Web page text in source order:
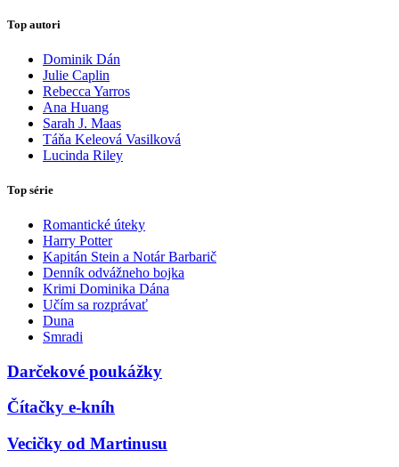
Top autori
Dominik Dán
Julie Caplin
Rebecca Yarros
Ana Huang
Sarah J. Maas
Táňa Keleová Vasilková
Lucinda Riley
Top série
Romantické úteky
Harry Potter
Kapitán Stein a Notár Barbarič
Denník odvážneho bojka
Krimi Dominika Dána
Učím sa rozprávať
Duna
Smradi
Darčekové poukážky
Čítačky e-kníh
Vecičky od Martinusu